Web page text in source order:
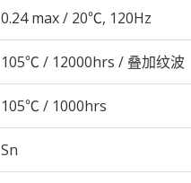
0.24 max / 20℃, 120Hz
105℃ / 12000hrs / 叠加纹波
105℃ / 1000hrs
Sn